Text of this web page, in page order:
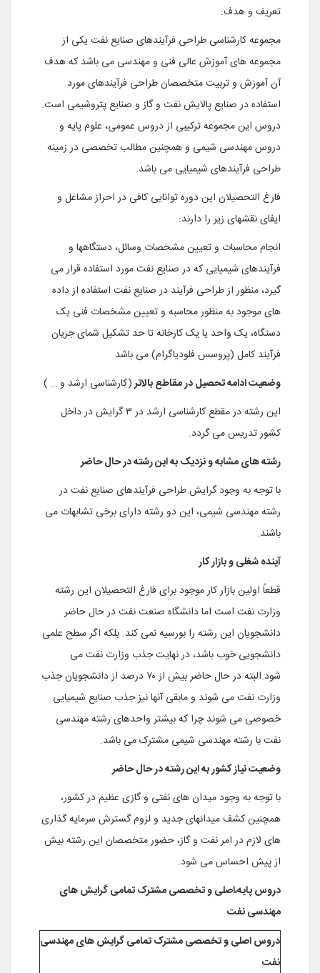
تعریف و هدف:
مجموعه کارشناسی طراحی فرآیندهای صنایع نفت یکی از
مجموعه های آموزش عالی فنی و مهندسی می باشد که هدف
آن آموزش و تربیت متخصصان طراحی فرآیندهای مورد
استفاده در صنایع پالایش نفت و گاز و صنایع پتروشیمی است.
دروس این مجموعه ترکیبی از دروس عمومی، علوم پایه و
دروس مهندسی شیمی و همچنین مطالب تخصصی در زمینه
طراحی فرآیندهای شیمیایی می باشد.
فارغ التحصیلان این دوره توانایی کافی در احراز مشاغل و
ایفای نقشهای زیر را دارند:
انجام محاسبات و تعیین مشخصات وسائل، دستگاهها و
فرآیندهای شیمیایی که در صنایع نفت مورد استفاده قرار می
گیرد، منظور از طراحی فرآیند در صنایع نفت استفاده از داده
های موجود به منظور محاسبه و تعیین مشخصات فنی یک
دستگاه، یک واحد یا یک کارخانه تا حد تشکیل شمای جریان
فرآیند کامل (پروسس فلودیاگرام) می باشد
وضعیت ادامه تحصیل در مقاطع بالاتر(کارشناسی ارشد و … )
این رشته در مقطع کارشناسی ارشد در ۳ گرایش در داخل
کشور تدریس می گردد.
رشته های مشابه و نزدیک به این رشته در حال حاضر
با توجه به وجود گرایش طراحی فرآیندهای صنایع نفت در
رشته مهندسی شیمی، این دو رشته دارای برخی تشابهات می
باشند.
آینده شغلی و بازار کار
قطعاً اولین بازار کار موجود برای فارغ التحصیلان این رشته
وزارت نفت است اما دانشگاه صنعت نفت در حال حاضر
دانشجویان این رشته را بورسیه نمی کند. بلکه اگر سطح علمی
دانشجویی خوب باشد، در نهایت جذب وزارت نفت می
شود.البته در حال حاضر بیش از ۷۰ درصد از دانشجویان جذب
وزارت نفت می شوند و مابقی آنها نیز جذب صنایع شیمیایی
خصوصی می شوند چرا که بیشتر واحدهای رشته مهندسی
نفت با رشته مهندسی شیمی مشترک می باشد.
وضعیت نیاز کشور به این رشته در حال حاضر
با توجه به وجود میدان های نفتی و گازی عظیم در کشور،
همچنین کشف میدانهای جدید و لزوم گسترش سرمایه گذاری
های لازم در امر نفت و گاز، حضور متخصصان این رشته بیش
از پیش احساس می شود.
دروس پایه،اصلی و تخصصی مشترک تمامی گرایش های
مهندسی نفت
دروس اصلی و تخصصی مشترک تمامی گرایش های مهندسی
نفت